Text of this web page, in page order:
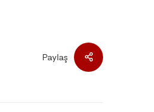
Paylaş